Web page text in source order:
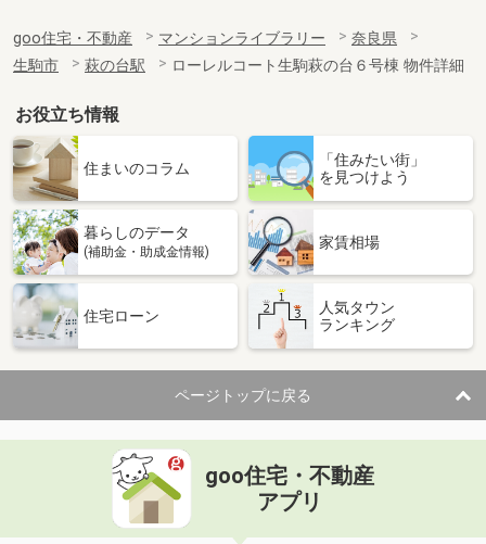
goo住宅・不動産 マンションライブラリー
奈良県
生駒市
萩の台駅 ローレルコート生駒萩の台６号棟 物件詳細
お役立ち情報
住まいのコラム
「住みたい街」
を見つけよう
暮らしのデータ
(補助金・助成金情報)
家賃相場
住宅ローン
人気タウン
ランキング
ページトップに戻る
goo住宅・不動産
アプリ